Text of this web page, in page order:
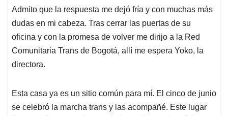
Admito que la respuesta me dejó fría y con muchas más
dudas en mi cabeza. Tras cerrar las puertas de su
oficina y con la promesa de volver me dirijo a la Red
Comunitaria Trans de Bogotá, allí me espera Yoko, la
directora.
Esta casa ya es un sitio común para mí. El cinco de junio
se celebró la marcha trans y las acompañé. Este lugar